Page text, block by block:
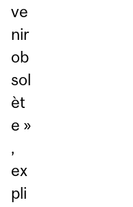
ve
nir
ob
sol
èt
e »
,
ex
pli